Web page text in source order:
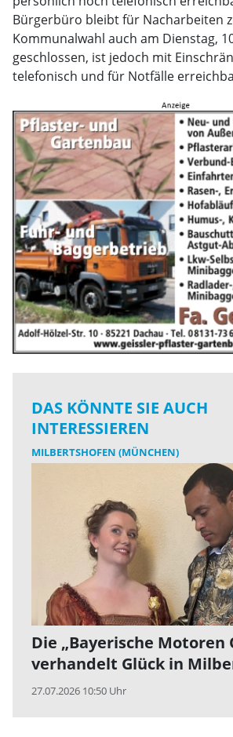
Bürgerbüro bleibt für Nacharbeiten
Kommunalwahl auch am Dienstag,
geschlossen, ist jedoch mit
telefonisch und für Notfälle
DAS KÖNNTE SIE AUCH
INTERESSIEREN
MILBERTSHOFEN (MÜNCHEN)
Die „Bayerische Motoren
verhandelt Glück in
27.07.2026 10:50 Uhr